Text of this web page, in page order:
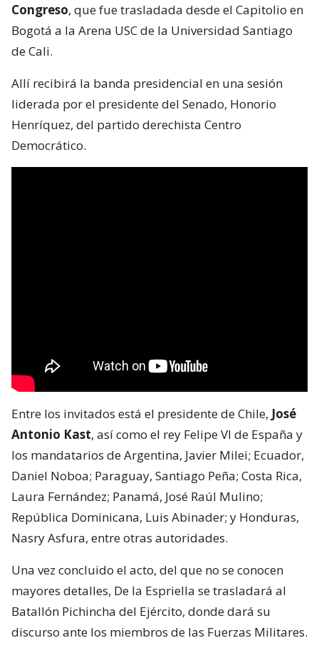
Congreso, que fue trasladada desde el Capitolio en
Bogotá a la Arena USC de la Universidad Santiago
de Cali.
Allí recibirá la banda presidencial en una sesión
liderada por el presidente del Senado, Honorio
Henríquez, del partido derechista Centro
Democrático.
Entre los invitados está el presidente de Chile, José
Antonio Kast, así como el rey Felipe VI de España y
los mandatarios de Argentina, Javier Milei; Ecuador,
Daniel Noboa; Paraguay, Santiago Peña; Costa Rica,
Laura Fernández; Panamá, José Raúl Mulino;
República Dominicana, Luis Abinader; y Honduras,
Nasry Asfura, entre otras autoridades.
Una vez concluido el acto, del que no se conocen
mayores detalles, De la Espriella se trasladará al
Batallón Pichincha del Ejército, donde dará su
discurso ante los miembros de las Fuerzas Militares.